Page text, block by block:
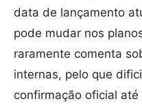
data de lançamento
pode mudar nos
raramente comenta
internas, pelo que
confirmação oficial